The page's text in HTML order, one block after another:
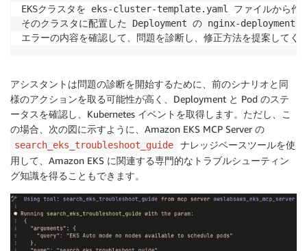
EKSクラスタを eks-cluster-template.yaml ファイルから作
そのクラスタに配置した Deployment の nginx-deployment
エラーの内容を確認して、問題を診断し、修正方法を提案してく
アシスタントは問題の診断を開始するために、前のシナリオと同
様のアクションを取る可能性が高く、Deployment と Pod のステ
ータスを確認し、Kubernetes イベントを取得します。ただし、こ
の場合、次の図に示すように、Amazon EKS MCP Server の
search_eks_troubleshoot_guide
ナレッジベースツールを使
用して、Amazon EKS に関連する専門的なトラブルシューティン
グ知識を得ることもできます。